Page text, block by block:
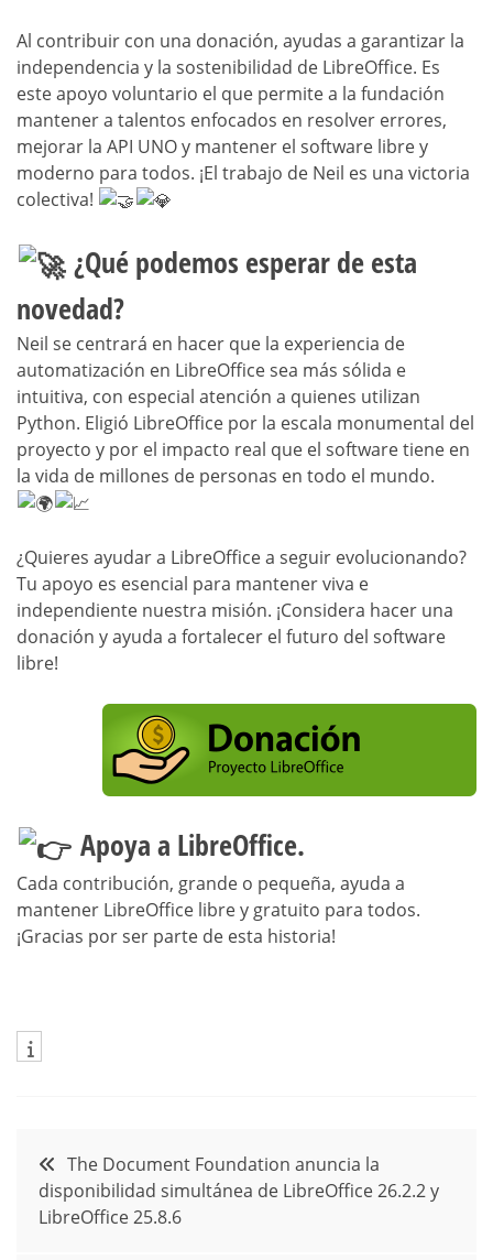
Al contribuir con una donación, ayudas a garantizar la
independencia y la sostenibilidad de LibreOffice. Es
este apoyo voluntario el que permite a la fundación
mantener a talentos enfocados en resolver errores,
mejorar la API UNO y mantener el software libre y
moderno para todos. ¡El trabajo de Neil es una victoria
colectiva!
¿Qué podemos esperar de esta
novedad?
Neil se centrará en hacer que la experiencia de
automatización en LibreOffice sea más sólida e
intuitiva, con especial atención a quienes utilizan
Python. Eligió LibreOffice por la escala monumental del
proyecto y por el impacto real que el software tiene en
la vida de millones de personas en todo el mundo.
¿Quieres ayudar a LibreOffice a seguir evolucionando?
Tu apoyo es esencial para mantener viva e
independiente nuestra misión. ¡Considera hacer una
donación y ayuda a fortalecer el futuro del software
libre!
Apoya a LibreOffice.
Cada contribución, grande o pequeña, ayuda a
mantener LibreOffice libre y gratuito para todos.
¡Gracias por ser parte de esta historia!
Navegación
de
The Document Foundation anuncia la
disponibilidad simultánea de LibreOffice 26.2.2 y
LibreOffice 25.8.6